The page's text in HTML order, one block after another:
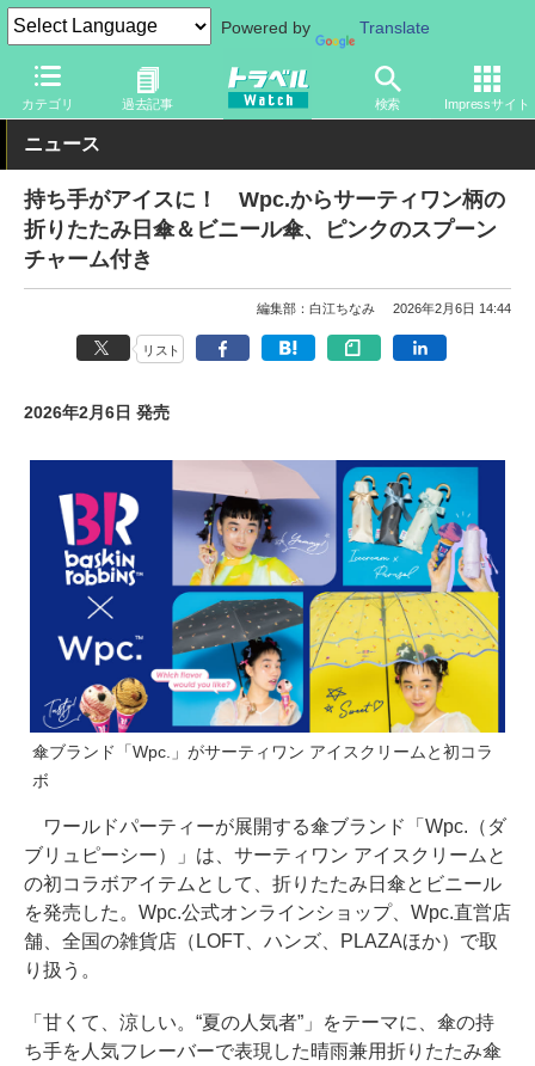
Powered by Translate
カテゴリ 過去記事 検索 Impressサイト
トラベル Watch 旅のアイテム 旅行グッズ 寝具
ニュース
持ち手がアイスに！ Wpc.からサーティワン柄の
折りたたみ日傘＆ビニール傘、ピンクのスプーン
チャーム付き
編集部：白江ちなみ 2026年2月6日 14:44
リスト
2026年2月6日 発売
傘ブランド「Wpc.」がサーティワン アイスクリームと初コラ
ボ
ワールドパーティーが展開する傘ブランド「Wpc.（ダ
ブリュピーシー）」は、サーティワン アイスクリームと
の初コラボアイテムとして、折りたたみ日傘とビニール
を発売した。Wpc.公式オンラインショップ、Wpc.直営店
舗、全国の雑貨店（LOFT、ハンズ、PLAZAほか）で取
り扱う。
「甘くて、涼しい。“夏の人気者”」をテーマに、傘の持
ち手を人気フレーバーで表現した晴雨兼用折りたたみ傘